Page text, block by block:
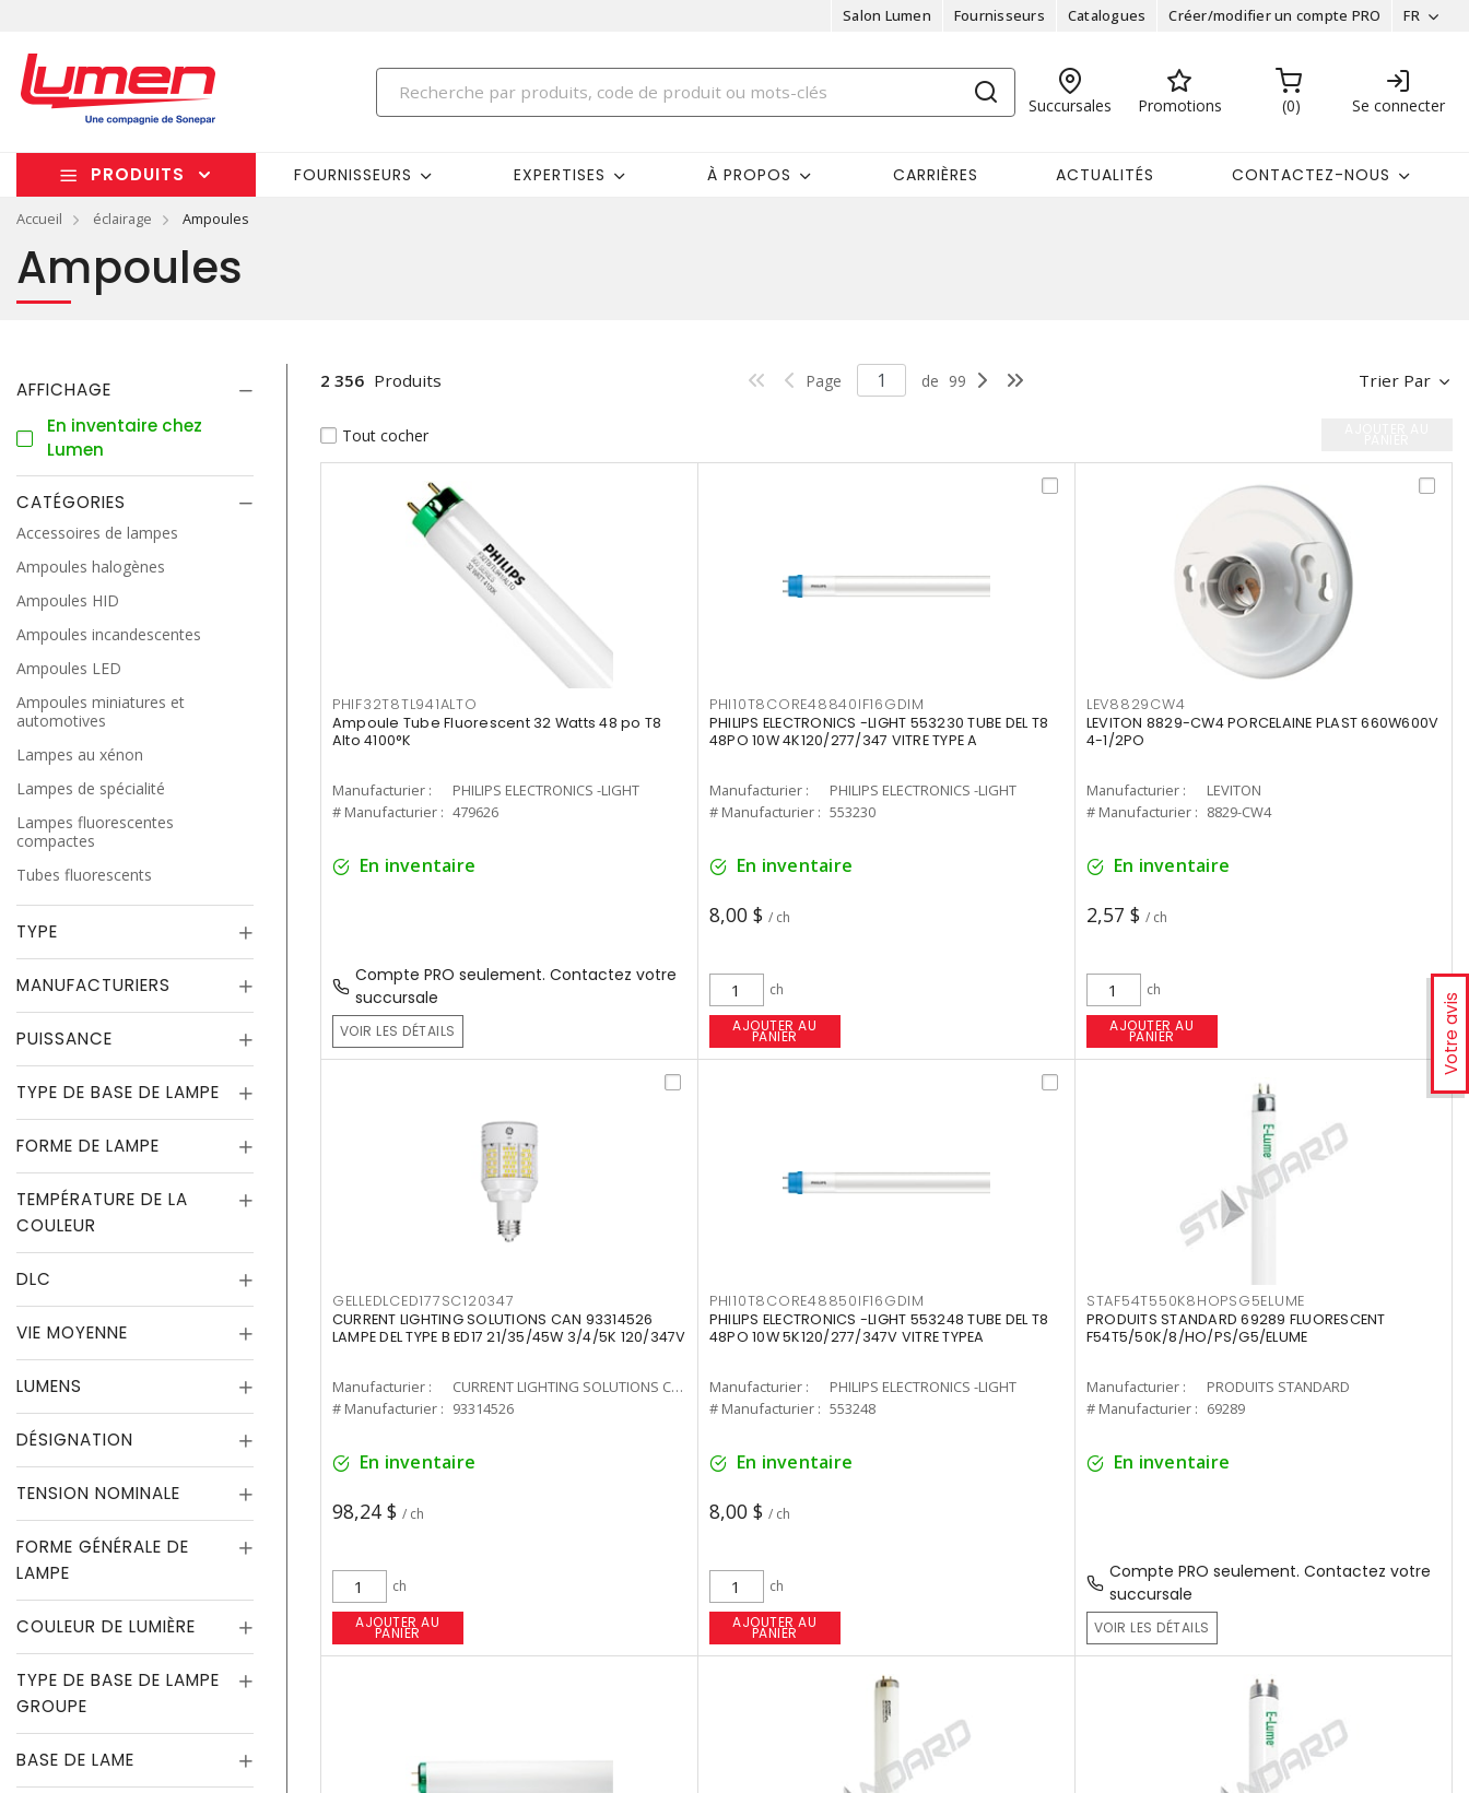
Salon Lumen Fournisseurs Catalogues Créer/modifier un compte PRO FR
Succursales Promotions 0 Se connecter
PRODUITS FOURNISSEURS EXPERTISES À PROPOS CARRIÈRES ACTUALITÉS CONTACTEZ-NOUS
Accueil éclairage Ampoules
Votre avis
Ampoules
AFFICHAGE
En inventaire chez
Lumen
CATÉGORIES
Accessoires de lampes
Ampoules halogènes
Ampoules HID
Ampoules incandescentes
Ampoules LED
Ampoules miniatures et
automotives
Lampes au xénon
Lampes de spécialité
Lampes fluorescentes
compactes
Tubes fluorescents
TYPE
MANUFACTURIERS
PUISSANCE
TYPE DE BASE DE LAMPE
FORME DE LAMPE
TEMPÉRATURE DE LA
COULEUR
DLC
VIE MOYENNE
LUMENS
DÉSIGNATION
TENSION NOMINALE
FORME GÉNÉRALE DE
LAMPE
COULEUR DE LUMIÈRE
TYPE DE BASE DE LAMPE
GROUPE
BASE DE LAME
Trier Par
2 356 Produits Page de 99
Tout cocher
PHIF32T8TL941ALTO
Ampoule Tube Fluorescent 32 Watts 48 po T8
Alto 4100°K
Manufacturier :
PHILIPS ELECTRONICS -LIGHT
# Manufacturier : 479626
En inventaire
Compte PRO seulement. Contactez votre
succursale
VOIR LES DÉTAILS
PHI10T8CORE48840IF16GDIM
PHILIPS ELECTRONICS -LIGHT 553230 TUBE DEL T8
48PO 10W 4K120/277/347 VITRE TYPE A
Manufacturier :
PHILIPS ELECTRONICS -LIGHT
# Manufacturier : 553230
En inventaire
8,00 $ / ch
ch
AJOUTER AU
PANIER
LEV8829CW4
LEVITON 8829-CW4 PORCELAINE PLAST 660W600V
4-1/2PO
Manufacturier :
LEVITON
# Manufacturier : 8829-CW4
En inventaire
2,57 $ / ch
ch
AJOUTER AU
PANIER
GELLEDLCED177SC120347
CURRENT LIGHTING SOLUTIONS CAN 93314526
LAMPE DEL TYPE B ED17 21/35/45W 3/4/5K 120/347V
Manufacturier :
CURRENT LIGHTING SOLUTIONS CAN
# Manufacturier : 93314526
En inventaire
98,24 $ / ch
ch
AJOUTER AU
PANIER
PHI10T8CORE48850IF16GDIM
PHILIPS ELECTRONICS -LIGHT 553248 TUBE DEL T8
48PO 10W 5K120/277/347V VITRE TYPEA
Manufacturier :
PHILIPS ELECTRONICS -LIGHT
# Manufacturier : 553248
En inventaire
8,00 $ / ch
ch
AJOUTER AU
PANIER
STAF54T550K8HOPSG5ELUME
PRODUITS STANDARD 69289 FLUORESCENT
F54T5/50K/8/HO/PS/G5/ELUME
Manufacturier :
PRODUITS STANDARD
# Manufacturier : 69289
En inventaire
Compte PRO seulement. Contactez votre
succursale
VOIR LES DÉTAILS